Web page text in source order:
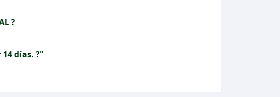
?
días. ?"